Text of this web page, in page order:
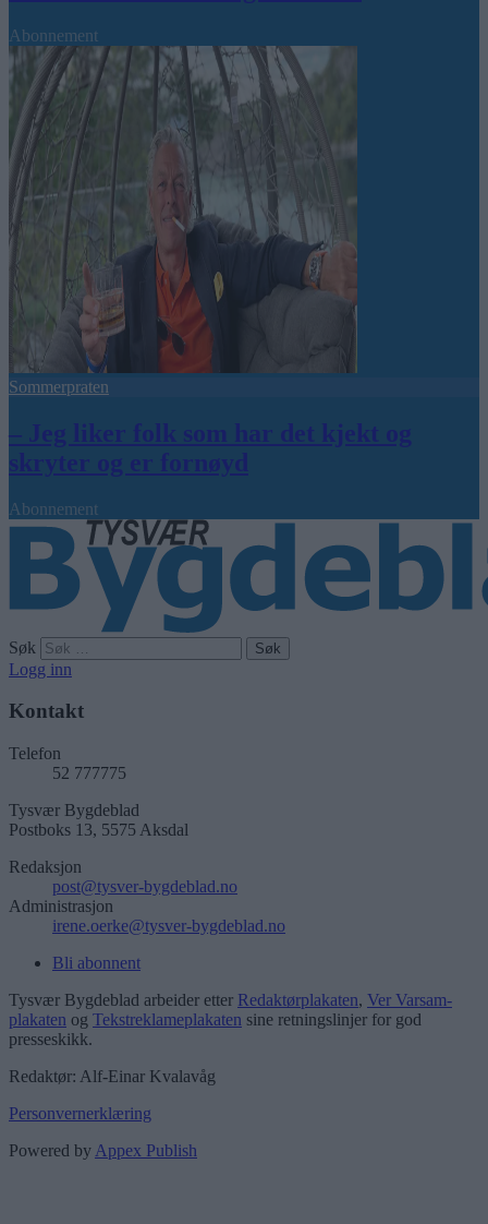
Abonnement
Sommerpraten
– Jeg liker folk som har det kjekt og
skryter og er fornøyd
Abonnement
Søk
Logg inn
Kontakt
Telefon
52 777775
Tysvær Bygdeblad
Postboks 13, 5575 Aksdal
Redaksjon
post@tysver-bygdeblad.no
Administrasjon
irene.oerke@tysver-bygdeblad.no
Bli abonnent
Tysvær Bygdeblad arbeider etter Redaktørplakaten, Ver Varsam-
plakaten og Tekstreklameplakaten sine retningslinjer for god
presseskikk.
Redaktør: Alf-Einar Kvalavåg
Personvernerklæring
Powered by Appex Publish